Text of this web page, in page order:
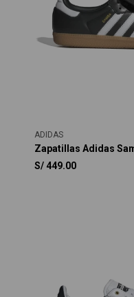
ADIDAS
Zapatillas Adidas
S/ 449.00